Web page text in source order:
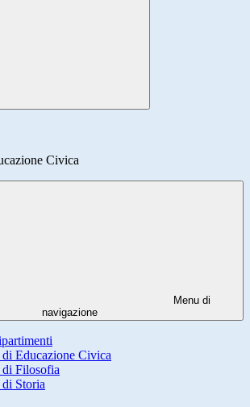
Civica
Menu di
navigazione
Educazione Civica
di Filosofia
Storia